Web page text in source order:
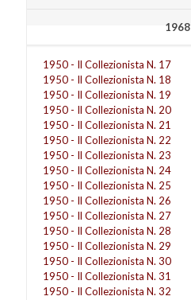
1968
1950 - Il Collezionista N. 17
1950 - Il Collezionista N. 18
1950 - Il Collezionista N. 19
1950 - Il Collezionista N. 20
1950 - Il Collezionista N. 21
1950 - Il Collezionista N. 22
1950 - Il Collezionista N. 23
1950 - Il Collezionista N. 24
1950 - Il Collezionista N. 25
1950 - Il Collezionista N. 26
1950 - Il Collezionista N. 27
1950 - Il Collezionista N. 28
1950 - Il Collezionista N. 29
1950 - Il Collezionista N. 30
1950 - Il Collezionista N. 31
1950 - Il Collezionista N. 32